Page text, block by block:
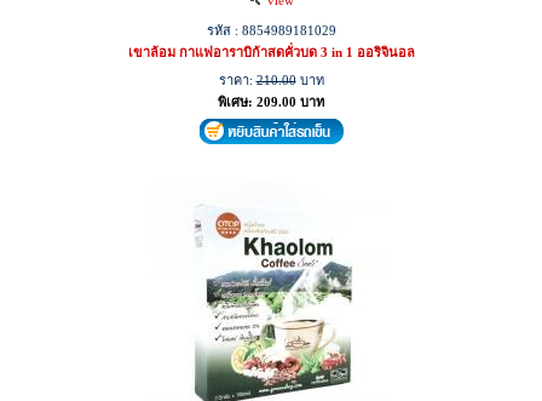
รหัส : 8854989181029
เขาล้อม กาแฟอาราบิก้าสดคั่วบด 3 in 1 ออริจินอล
ราคา:210.00บาท
พิเศษ: 209.00 บาท